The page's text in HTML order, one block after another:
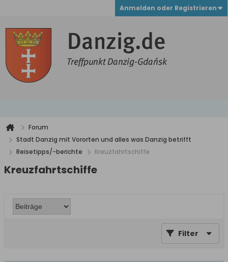
Anmelden oder Registrieren
Forum
Stadt Danzig mit Vororten und alles was Danzig betrifft
Reisetipps/-berichte
Kreuzfahrtschiffe
Kreuzfahrtschiffe
Filter